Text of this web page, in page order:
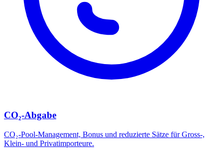
CO₂-Abgabe
CO₂-Pool-Management, Bonus und reduzierte Sätze für Gross-,
Klein- und Privatimporteure.